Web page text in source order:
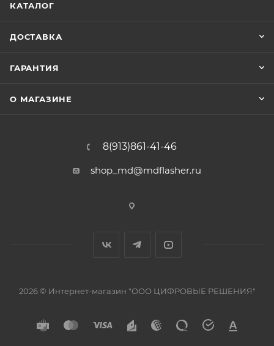
байт зависит от семейства МК)
Чтение/Запись OPBT0
CFLASH//DFLASH//UBOOT//OPBT0
CFLASH//DFLASH//UBOOT//OPBT0
CFLASH//DFLASH//UBOOT//OPBT0
R7F701008 READ,WRITE
CFLASH//DFLASH//UBOOT//OPBT0
CFLASH//DFLASH//UBOOT//OPBT0
КАТАЛОГ
ДОСТАВКА
ГАРАНТИЯ
О МАГАЗИНЕ
8(913)861-41-46
shop_md@mdflasher.ru
2026 © Интернет-магазин "ООО ЦИФРОВЫЕ РЕШЕНИЯ"